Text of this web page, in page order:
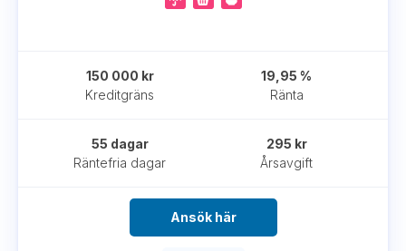
Kreditgräns
150 000 kr
Ränta
19,95 %
Räntefria dagar
55 dagar
Årsavgift
295 kr
Ansök här